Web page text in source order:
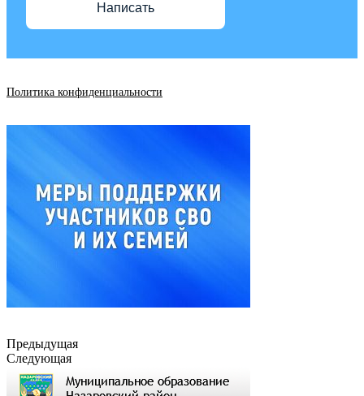
Написать
Политика конфиденциальности
Предыдущая
Следующая